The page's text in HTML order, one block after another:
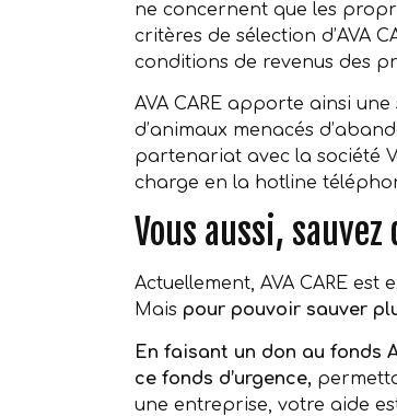
ne concernent que les
critères de sélection d’AVA
conditions de revenus des
AVA CARE apporte ainsi
d’animaux menacés
partenariat avec la société
charge en la hotline
Vous aussi, sauvez
Actuellement, AVA CARE
Mais pour pouvoir sauver
En faisant un don au fonds
ce fonds d’urgence,
une entreprise, votre aide